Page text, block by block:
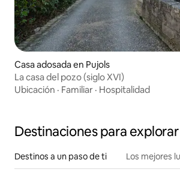
Casa adosada en Pujols
La casa del pozo (siglo XVI)
Ubicación · Familiar · Hospitalidad
Destinaciones para explorar
Destinos a un paso de ti Los mejores